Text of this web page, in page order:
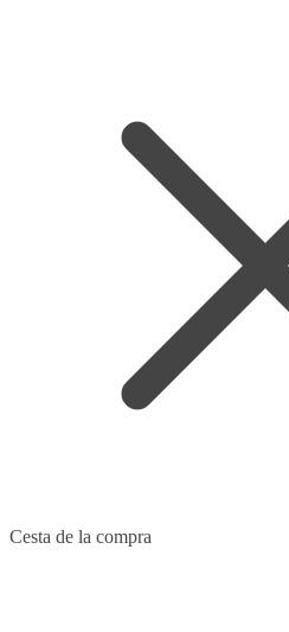
Skip
Skip
Cesta de la compra